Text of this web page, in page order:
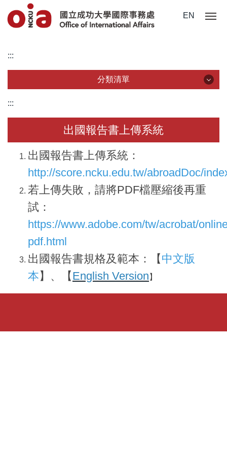
到
內
容
EN
:::
分類清單
學生赴外
在校須知
國際鏈結
:::
出國報告書上傳系統
出國報告書上傳系統：
http://score.ncku.edu.tw/abroadDoc/
若上傳失敗，請將PDF檔壓縮後再重
試：
https://www.adobe.com/tw/acrobat/
pdf.html
出國報告書規格及範本：【中文版
本】、【English Version 】